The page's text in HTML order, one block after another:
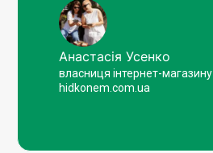
Анастасія Усенко
власниця інтернет-магазину
hidkonem.com.ua